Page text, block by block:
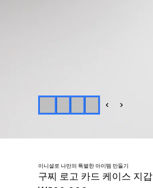
이니셜로 나만의 특별한 아이템 만들기
구찌 로고 카드 케이스 지갑